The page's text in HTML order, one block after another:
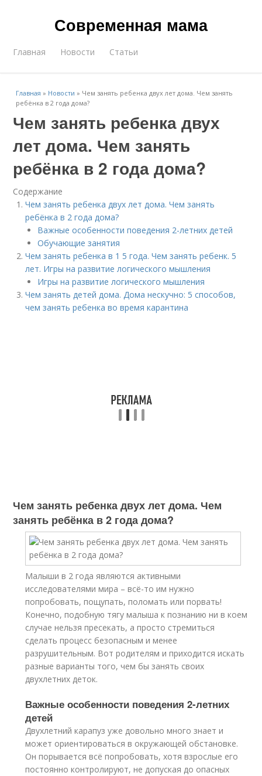
Современная мама
Главная Новости Статьи
Главная » Новости » Чем занять ребенка двух лет дома. Чем занять
ребёнка в 2 года дома?
Чем занять ребенка двух
лет дома. Чем занять
ребёнка в 2 года дома?
Содержание
Чем занять ребенка двух лет дома. Чем занять
ребёнка в 2 года дома?
Важные особенности поведения 2-летних детей
Обучающие занятия
Чем занять ребенка в 1 5 года. Чем занять ребенк. 5
лет. Игры на развитие логического мышления
Игры на развитие логического мышления
Чем занять детей дома. Дома нескучно: 5 способов,
чем занять ребенка во время карантина
Чем занять ребенка двух лет дома. Чем
занять ребёнка в 2 года дома?
Малыши в 2 года являются активными
исследователями мира – всё-то им нужно
попробовать, пощупать, поломать или порвать!
Конечно, подобную тягу малыша к познанию ни в коем
случае нельзя пресекать, а просто стремиться
сделать процесс безопасным и менее
разрушительным. Вот родителям и приходится искать
разные варианты того, чем бы занять своих
двухлетних деток.
Важные особенности поведения 2-летних
детей
Двухлетний карапуз уже довольно много знает и
может ориентироваться в окружающей обстановке.
Он порывается всё попробовать, хотя взрослые его
постоянно контролируют, не допуская до опасных